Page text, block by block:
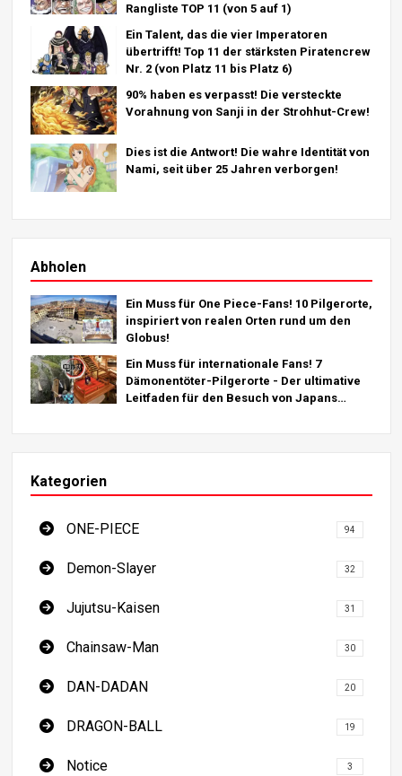
Rangliste TOP 11 (von 5 auf 1)
Ein Talent, das die vier Imperatoren
übertrifft! Top 11 der stärksten Piratencrew
Nr. 2 (von Platz 11 bis Platz 6)
90% haben es verpasst! Die versteckte
Vorahnung von Sanji in der Strohhut-Crew!
Dies ist die Antwort! Die wahre Identität von
Nami, seit über 25 Jahren verborgen!
Abholen
Ein Muss für One Piece-Fans! 10 Pilgerorte,
inspiriert von realen Orten rund um den
Globus!
Ein Muss für internationale Fans! 7
Dämonentöter-Pilgerorte - Der ultimative
Leitfaden für den Besuch von Japans
Kategorien
ONE-PIECE 94
Demon-Slayer 32
Jujutsu-Kaisen 31
Chainsaw-Man 30
DAN-DADAN 20
DRAGON-BALL 19
Notice 3